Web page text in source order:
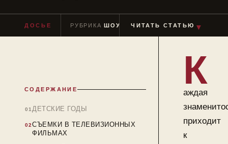
ДОСЬЕ РУБРИКАШОУ-БИЗНЕС ЧТЕНИЕ
ЧИТАТЬ СТАТЬЮ ▼
СОДЕРЖАНИЕ
ДЕТСКИЕ ГОДЫ
СЪЕМКИ В ТЕЛЕВИЗИОННЫХ
ФИЛЬМАХ
К
аждая
приходит
к